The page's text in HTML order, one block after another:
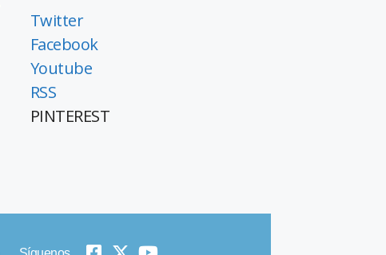
Twitter
Facebook
Youtube
RSS
PINTEREST